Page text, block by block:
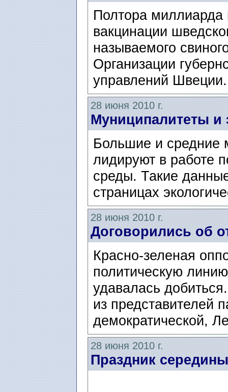
Полтора миллиарда
вакцинации
называемого
Организации
управлений Швеции.
28 июня 2010 г.
Муниципалитеты и
Большие и средние
лидируют в работе
среды. Такие
страницах
28 июня 2010 г.
Договорились об
Красно-зеленая
политическую
удавалась
из представителей
демократической,
28 июня 2010 г.
Праздник